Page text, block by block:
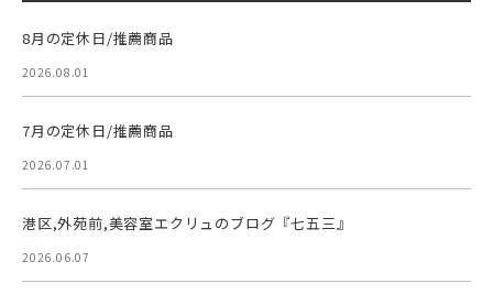
8月の定休日/推薦商品
2026.08.01
7月の定休日/推薦商品
2026.07.01
港区,外苑前,美容室エクリュのブログ『七五三』
2026.06.07